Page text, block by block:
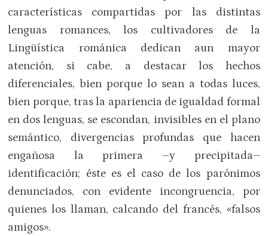
características compartidas por las distintas
lenguas romances, los cultivadores de la
Lingüística románica dedican aun mayor
atención, si cabe, a destacar los hechos
diferenciales, bien porque lo sean a todas luces,
bien porque, tras la apariencia de igualdad formal
en dos lenguas, se escondan, invisibles en el plano
semántico, divergencias profundas que hacen
engañosa la primera –y precipitada–
identificación; éste es el caso de los parónimos
denunciados, con evidente incongruencia, por
quienes los llaman, calcando del francés, «falsos
amigos».